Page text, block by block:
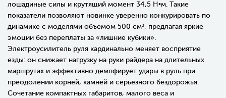
лошадиные силы и крутящий момент 34,5 Н•м. Такие
показатели позволяют новинке уверенно конкурировать по
динамике с моделями объемом 500 см³, предлагая яркие
эмоции без переплаты за «лишние кубики».
Электроусилитель руля кардинально меняет восприятие
езды: он снижает нагрузку на руки райдера на длительных
маршрутах и эффективно демпфирует удары в руль при
преодолении корней, камней и серьезного бездорожья.
Сочетание компактных габаритов, малого веса и